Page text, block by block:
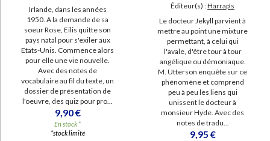
Irlande, dans les années
1950. A la demande de sa
soeur Rose, Eilis quitte son
pays natal pour s'exiler aux
Etats-Unis. Commence alors
pour elle une vie nouvelle.
Avec des notes de
vocabulaire au fil du texte, un
dossier de présentation de
l'oeuvre, des quiz pour pro...
9,90 €
En stock *
*stock limité
Éditeur(s) :Harrap's
Le docteur Jekyll parvient à
mettre au point une mixture
permettant, à celui qui
l'avale, d'être tour à tour
angélique ou démoniaque.
M. Utterson enquête sur ce
phénomène et comprend
peu à peu les liens qui
unissent le docteur à
monsieur Hyde. Avec des
notes de tradu...
9,95 €